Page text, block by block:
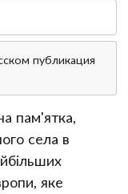
публикация
пам'ятка,
села в
яке